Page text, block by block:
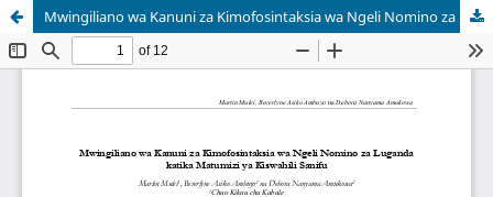
Mwingiliano wa Kanuni za Kimofosintaksia wa Ngeli Nomino za Luganda katika Matumizi ya Kiswahili Sanifu